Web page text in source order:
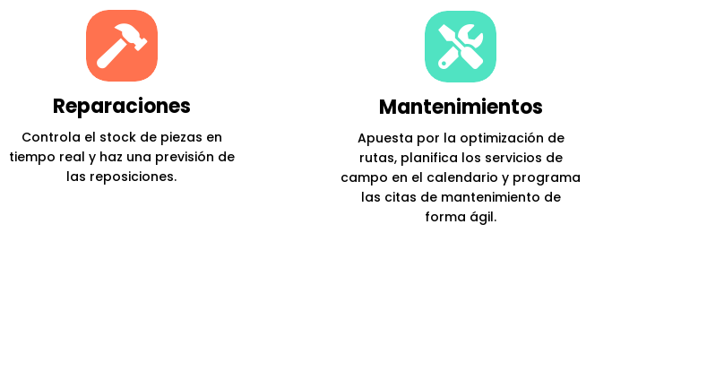

Reparaciones
Controla el stock de piezas en
tiempo real y haz una previsión de
las reposiciones.

Mantenimientos
Apuesta por la optimización de
rutas, planifica los servicios de
campo en el calendario y programa
las citas de mantenimiento de
forma ágil.